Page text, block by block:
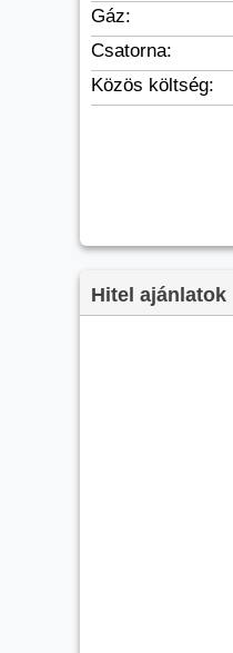
Gáz:
Csatorna:
Közös költség:
Hitel ajánlatok